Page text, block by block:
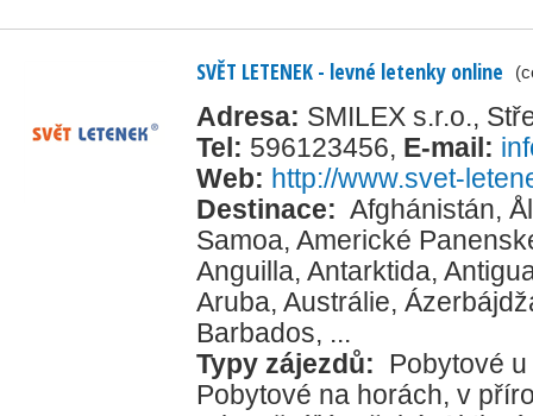
SVĚT LETENEK - levné letenky online
Adresa: SMILEX s.r.o.,
Tel: 596123456, E-mail:
Web: http://www.svet-
Destinace: Afghánistán,
Samoa, Americké
Anguilla, Antarktida,
Aruba, Austrálie,
Barbados, ...
Typy zájezdů:
Pobytové
Pobytové na horách, v